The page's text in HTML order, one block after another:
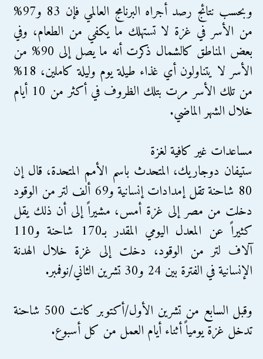
وبحسب نتائج رصد أجراه البرنامج العالمي فإن 83 و97%
من الأسر في غزة لا تستهلك ما يكفي من الطعام، وفي
بعض المناطق كالشمال ذكرت أنه ما يصل إلى 90% من
الأسر لا يتناولون أي غذاء طيلة يوم وليلة كاملين، 18%
من تلك الأسر مرت بتلك الظروف في أكثر من 10 أيام
خلال الشهر الماضي.
مساعدات غير كافية لغزة
ستيفان دوجاريك، المتحدث باسم الأمم المتحدة، قال إن
80 شاحنة تقل إمدادات إنسانية و69 ألف لتر من الوقود
دخلت من مصر إلى غزة أمس، مشيراً إلى أن ذلك يقل
كثيراً عن المعدل اليومي المقدر بـ170 شاحنة و110
آلاف لتر من الوقود، دخلت إلى غزة خلال الهدنة
الإنسانية في الفترة بين 24 و30 تشرين الثاني/نوفمبر.
وقبل السابع من تشرين الأول/أكتوبر كانت 500 شاحنة
تدخل غزة يومياً أثناء أيام العمل من كل أسبوع.